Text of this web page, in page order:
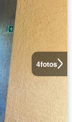
4fotos